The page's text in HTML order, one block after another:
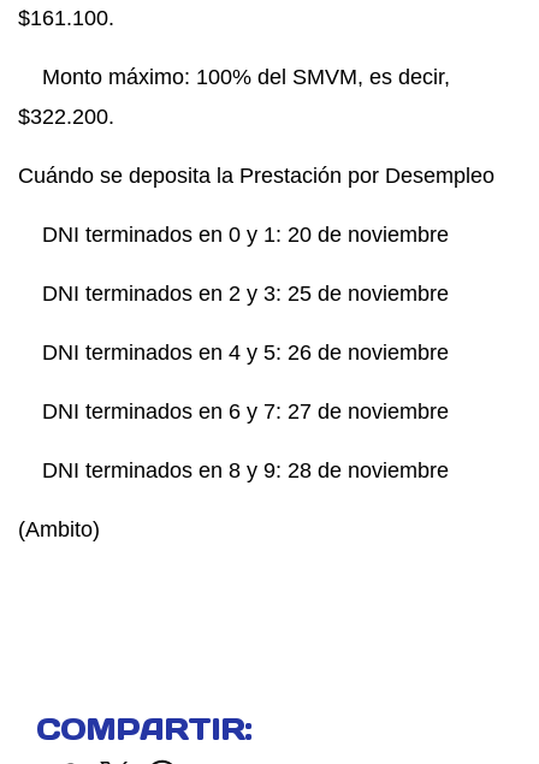
$161.100.
Monto máximo: 100% del SMVM, es decir,
$322.200.
Cuándo se deposita la Prestación por Desempleo
DNI terminados en 0 y 1: 20 de noviembre
DNI terminados en 2 y 3: 25 de noviembre
DNI terminados en 4 y 5: 26 de noviembre
DNI terminados en 6 y 7: 27 de noviembre
DNI terminados en 8 y 9: 28 de noviembre
(Ambito)
COMPARTIR: